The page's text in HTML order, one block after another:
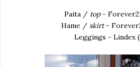
Paita / top-
Hame / skirt-
Leggings - Lindex